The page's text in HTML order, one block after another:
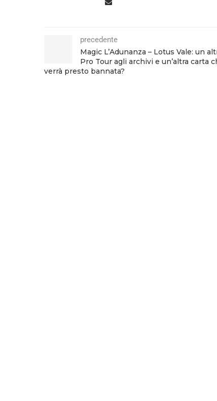
precedente
Magic L’Adunanza – Lotus Vale: un
Pro Tour agli archivi e un’altra carta
verrà presto bannata?